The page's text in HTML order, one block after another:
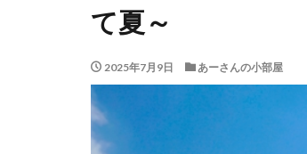
て夏～
2025年7月9日 あーさんの小部屋